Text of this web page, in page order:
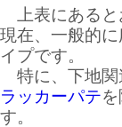
上表にあると
現在、一般的
イプです。
特に、下地関
ラッカーパテ
す。